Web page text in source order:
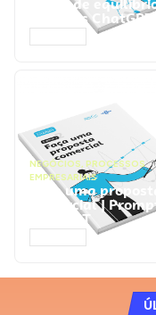
ponto de
Prompts ChatGPT
NEGÓCIOS, PROCESSOS
EMPRESARIAIS
Faça uma
comercial |
ChatGPT